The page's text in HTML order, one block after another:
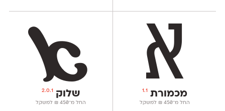
מכמורת1.1
החל מ־450
₪ למשקל
שלוק 2.0.1
החל מ־450
₪ למשקל